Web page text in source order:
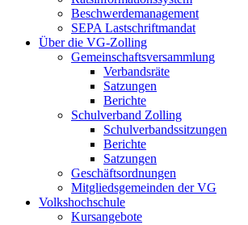
Beschwerdemanagement
SEPA Lastschriftmandat
Über die VG-Zolling
Gemeinschaftsversammlung
Verbandsräte
Satzungen
Berichte
Schulverband Zolling
Schulverbandssitzungen
Berichte
Satzungen
Geschäftsordnungen
Mitgliedsgemeinden der VG
Volkshochschule
Kursangebote